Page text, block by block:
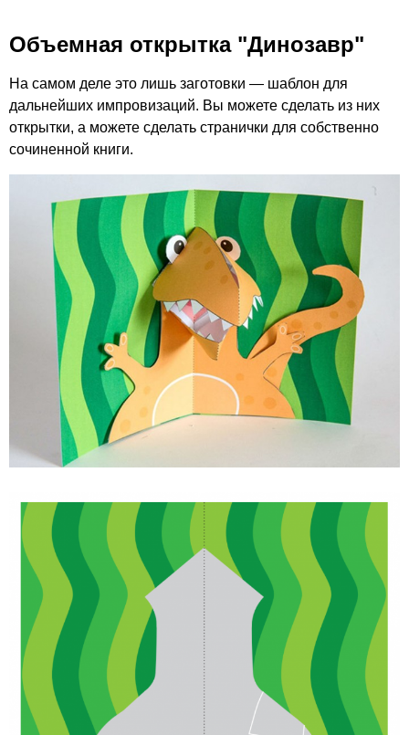
Объемная открытка "Динозавр"
На самом деле это лишь заготовки — шаблон для
дальнейших импровизаций. Вы можете сделать из них
открытки, а можете сделать странички для собственно
сочиненной книги.